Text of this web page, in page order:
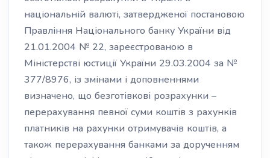
національній валюті, затвердженої постановою
Правління Національного банку України від
21.01.2004 № 22, зареєстрованою в
Міністерстві юстиції України 29.03.2004 за №
377/8976, із змінами і доповненнями
визначено, що безготівкові розрахунки –
перерахування певної суми коштів з рахунків
платників на рахунки отримувачів коштів, а
також перерахування банками за дорученням